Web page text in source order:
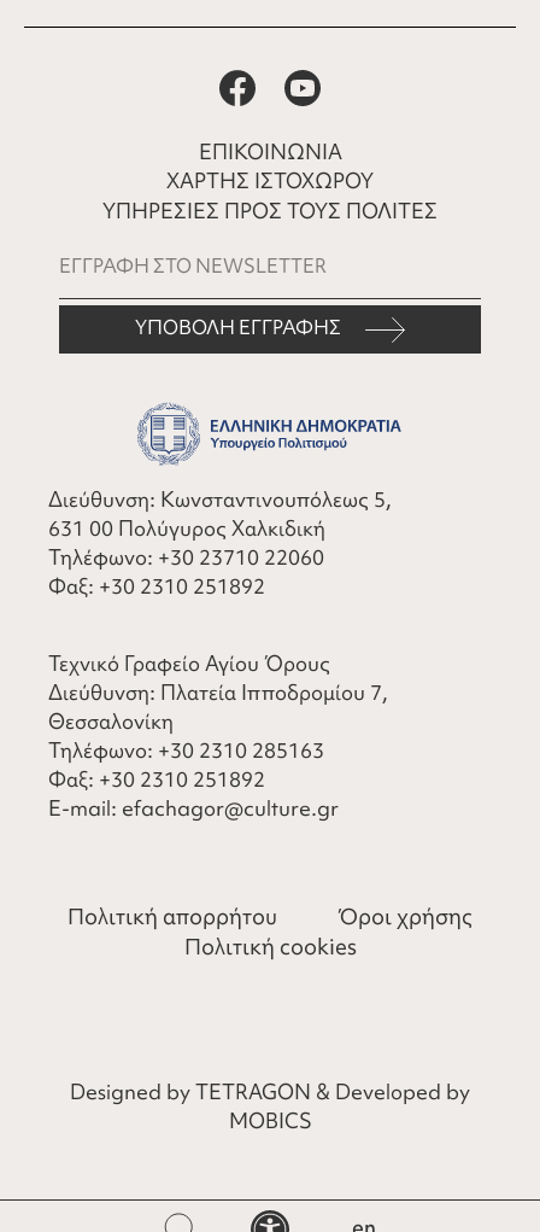
Ανοίξτε τη γραμμή εργαλείων
ΕΠΙΚΟΙΝΩΝΙΑ
ΧΑΡΤΗΣ ΙΣΤΟΧΩΡΟΥ
ΥΠΗΡΕΣΙΕΣ ΠΡΟΣ ΤΟΥΣ ΠΟΛΙΤΕΣ
ΥΠΟΒΟΛΗ ΕΓΓΡΑΦΗΣ
Διεύθυνση: Κωνσταντινουπόλεως 5,
631 00 Πολύγυρος Χαλκιδική
Τηλέφωνο: +30 23710 22060
Φαξ: +30 2310 251892
Τεχνικό Γραφείο Αγίου Όρους
Διεύθυνση: Πλατεία Ιπποδρομίου 7,
Θεσσαλονίκη
Τηλέφωνο: +30 2310 285163
Φαξ: +30 2310 251892
​E-mail: efachagor@culture.gr
Πολιτική απορρήτου
Όροι χρήσης
Πολιτική cookies
Designed byTETRAGON & Developed by
MOBICS